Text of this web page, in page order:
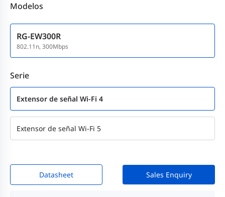
Modelos
RG-EW300R
802.11n, 300Mbps
Serie
Extensor de señal Wi-Fi 4
Extensor de señal Wi-Fi 5
Datasheet Sales Enquiry